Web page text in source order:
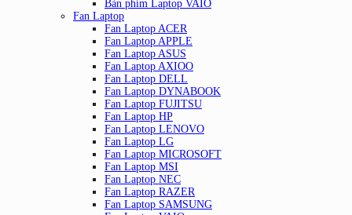
Bàn phím Laptop VAIO
Fan Laptop
Fan Laptop ACER
Fan Laptop APPLE
Fan Laptop ASUS
Fan Laptop AXIOO
Fan Laptop DELL
Fan Laptop DYNABOOK
Fan Laptop FUJITSU
Fan Laptop HP
Fan Laptop LENOVO
Fan Laptop LG
Fan Laptop MICROSOFT
Fan Laptop MSI
Fan Laptop NEC
Fan Laptop RAZER
Fan Laptop SAMSUNG